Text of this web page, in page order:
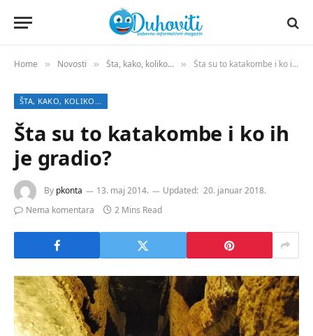
Home » Novosti » Šta, kako, koliko... » Šta su to katakombe i ko ih je gradio?
ŠTA, KAKO, KOLIKO...
Šta su to katakombe i ko ih
je gradio?
By pkonta 13. maj 2014. Updated: 20. januar 2018.
Nema komentara
2 Mins Read